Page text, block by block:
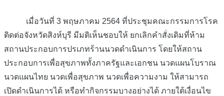
เมื่อวันที่ 3 พฤษภาคม 2564 ที่ประชุมคณะกรรมการโรค
ติดต่อจังหวัดสิงห์บุรี มีมติเห็นชอบให้ ยกเลิกคำสั่งเดิมที่ห้าม
สถานประกอบการปรเภทร้านนวดดำเนินการ โดยให้สถาน
ประกอบการเพื่อสุขภาพทั้งภาครัฐและเอกชน นวดแผนโบราณ
นวดแผนไทย นวดเพื่อสุขภาพ นวดเพื่อความงาม ให้สามารถ
เปิดดำเนินการได้ หรือทำกิจกรรมบางอย่างได้ ภายใต้เงื่อนไข